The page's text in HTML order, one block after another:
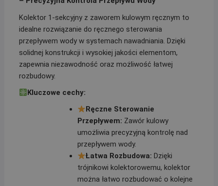
Kolektor 1-sekcyjny z zaworem kulowym ręcznym to
idealne rozwiązanie do ręcznego sterowania
przepływem wody w systemach nawadniania. Dzięki
solidnej konstrukcji i wysokiej jakości elementom,
zapewnia niezawodność oraz możliwość łatwej
rozbudowy.
Kluczowe cechy:
Ręczne Sterowanie
Przepływem: Zawór kulowy
umożliwia precyzyjną kontrolę nad
przepływem wody.
Łatwa Rozbudowa: Dzięki
trójnikowi kolektorowemu, kolektor
można łatwo rozbudować o kolejne